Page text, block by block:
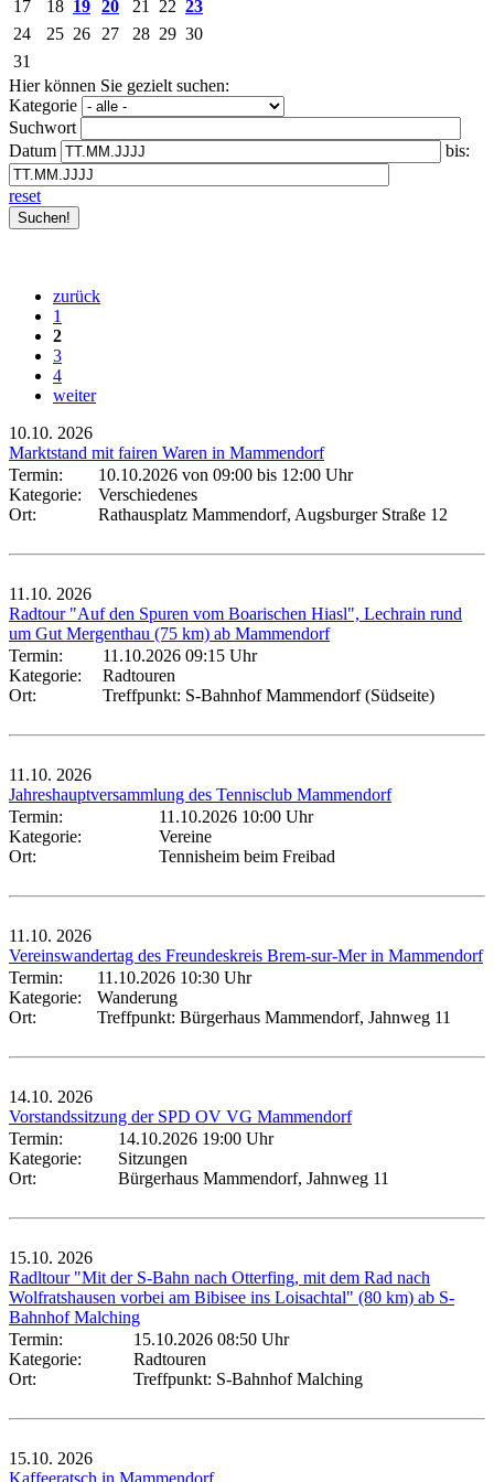
17 18 19 20 21 22 23
24
25 26 27 28 29 30
31
Hier können Sie gezielt suchen:
Kategorie
Suchwort
Datum
bis:
reset
zurück
1
2
3
4
weiter
10.10. 2026
Marktstand mit fairen Waren in Mammendorf
Termin:
10.10.2026 von 09:00 bis 12:00 Uhr
Kategorie:
Verschiedenes
Ort:
Rathausplatz Mammendorf, Augsburger Straße 12
11.10. 2026
Radtour "Auf den Spuren vom Boarischen Hiasl", Lechrain rund
um Gut Mergenthau (75 km) ab Mammendorf
Termin:
11.10.2026 09:15 Uhr
Kategorie:
Radtouren
Ort:
Treffpunkt: S-Bahnhof Mammendorf (Südseite)
11.10. 2026
Jahreshauptversammlung des Tennisclub Mammendorf
Termin:
11.10.2026 10:00 Uhr
Kategorie:
Vereine
Ort:
Tennisheim beim Freibad
11.10. 2026
Vereinswandertag des Freundeskreis Brem-sur-Mer in Mammendorf
Termin:
11.10.2026 10:30 Uhr
Kategorie:
Wanderung
Ort:
Treffpunkt: Bürgerhaus Mammendorf, Jahnweg 11
14.10. 2026
Vorstandssitzung der SPD OV VG Mammendorf
Termin:
14.10.2026 19:00 Uhr
Kategorie:
Sitzungen
Ort:
Bürgerhaus Mammendorf, Jahnweg 11
15.10. 2026
Radltour "Mit der S-Bahn nach Otterfing, mit dem Rad nach
Wolfratshausen vorbei am Bibisee ins Loisachtal" (80 km) ab S-
Bahnhof Malching
Termin:
15.10.2026 08:50 Uhr
Kategorie:
Radtouren
Ort:
Treffpunkt: S-Bahnhof Malching
15.10. 2026
Kaffeeratsch in Mammendorf